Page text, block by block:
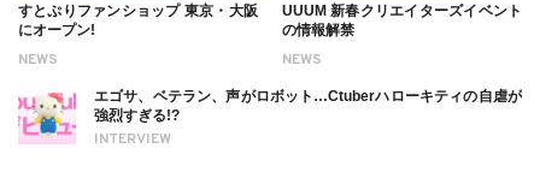
NEWS
すとぷりファンショップ 東京・大阪
にオープン!
NEWS
UUUM 新春クリエイターズイベント
の情報解禁
INTERVIEW
エゴサ、ベテラン、声がロボット…Ctuberハローキティの自虐が
強烈すぎる!?